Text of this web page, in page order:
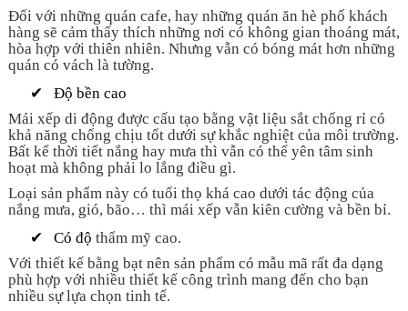
Đối với những quán cafe, hay những quán ăn hè phố khách
hàng sẽ cảm thấy thích những nơi có không gian thoáng mát,
hòa hợp với thiên nhiên. Nhưng vẫn có bóng mát hơn những
quán có vách là tường.
✔
Độ bền cao
Mái xếp di động được cấu tạo bằng vật liệu sắt chống rỉ có
khả năng chống chịu tốt dưới sự khắc nghiệt của môi trường.
Bất kể thời tiết nắng hay mưa thì vẫn có thể yên tâm sinh
hoạt mà không phải lo lắng điều gì.
Loại sản phẩm này có tuổi thọ khá cao dưới tác động của
nắng mưa, gió, bão… thì mái xếp vẫn kiên cường và bền bỉ.
✔ Có độ thẩm mỹ cao.
Với thiết kế bằng bạt nên sản phẩm có mẫu mã rất đa dạng
phù hợp với nhiều thiết kế công trình mang đến cho bạn
nhiều sự lựa chọn tinh tế.